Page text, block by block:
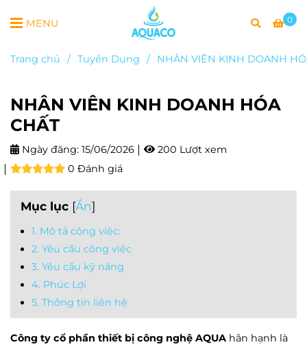
0
MENU
Trang chủ / Tuyển Dụng / NHÂN VIÊN KINH DOANH
NHÂN VIÊN KINH DOANH HÓA
CHẤT
Ngày đăng: 15/06/2026
200 Lượt xem
0 Đánh giá
Mục lục [Ẩn]
1. Mô tả công việc:
2. Yêu cầu công việc
3. Yêu cầu kỹ năng
4. Phúc Lợi
5. Thông tin liên hệ
Công ty cổ phần thiết bị công nghệ AQUA hân hạnh là